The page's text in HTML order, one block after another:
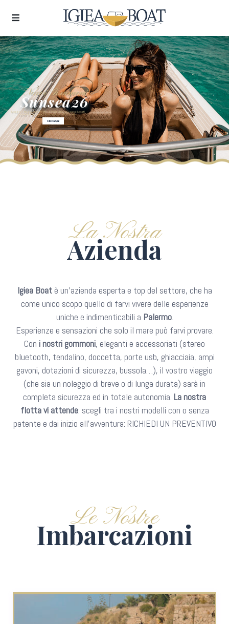
Nuovi Gommoni
Sunsea26
Scopri i nuovi gommoni a Palermo di Igiea Boat!
come il Sunsea 26 lungo ben 8,5 metri
Clicca Qui
La Nostra
Azienda
Igiea Boatè un’azienda esperta e top del settore, che ha
come unico scopo quello di farvi vivere delle esperienze
uniche e indimenticabili a Palermo.
Esperienze e sensazioni che solo il mare può farvi provare.
Con i nostri gommoni, eleganti e accessoriati (stereo
bluetooth, tendalino, doccetta, porte usb, ghiacciaia, ampi
gavoni, dotazioni di sicurezza, bussola…), il vostro viaggio
(che sia un noleggio di breve o di lunga durata) sarà in
completa sicurezza ed in totale autonomia. La nostra
flotta vi attende: scegli tra i nostri modelli con o senza
patente e dai inizio all’avventura: RICHIEDI UN PREVENTIVO
Le Nostre
Imbarcazioni